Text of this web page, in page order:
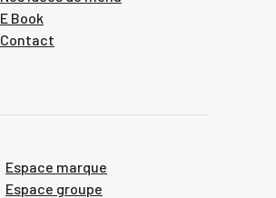
E Book
Contact
Espace marque
Espace groupe